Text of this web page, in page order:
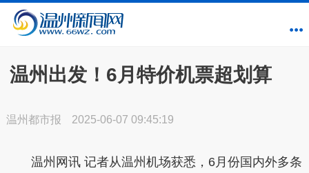
温州出发！6月特价机票超划算
温州都市报 2025-06-07 09:45:19
温州网讯 记者从温州机场获悉，6月份国内外多条